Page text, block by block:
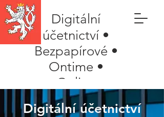
Digitální
účetnictví •
Bezpapírové •
Ontime •
Online
Digitální účetnictví